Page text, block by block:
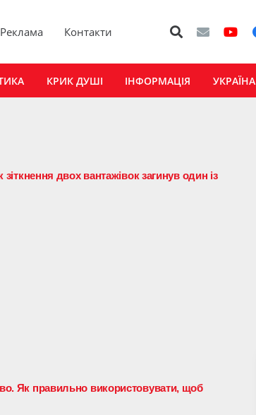
Реклама Контакти
КРИК ДУШІ ІНФОРМАЦІЯ УКРАЇНА
двох вантажівок загинув один із
Як правильно використовувати, щоб